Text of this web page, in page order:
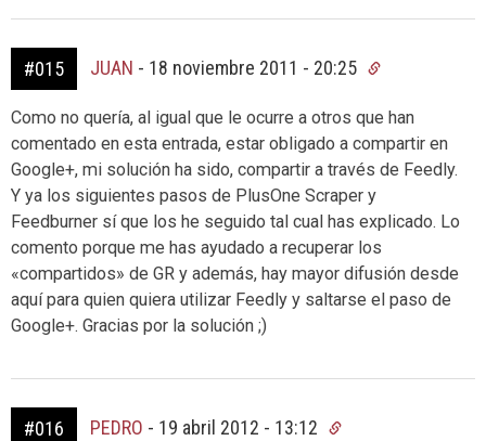
#015 JUAN - 18 noviembre 2011 - 20:25
Como no quería, al igual que le ocurre a otros que han
comentado en esta entrada, estar obligado a compartir en
Google+, mi solución ha sido, compartir a través de Feedly.
Y ya los siguientes pasos de PlusOne Scraper y
Feedburner sí que los he seguido tal cual has explicado. Lo
comento porque me has ayudado a recuperar los
«compartidos» de GR y además, hay mayor difusión desde
aquí para quien quiera utilizar Feedly y saltarse el paso de
Google+. Gracias por la solución ;)
#016 PEDRO - 19 abril 2012 - 13:12